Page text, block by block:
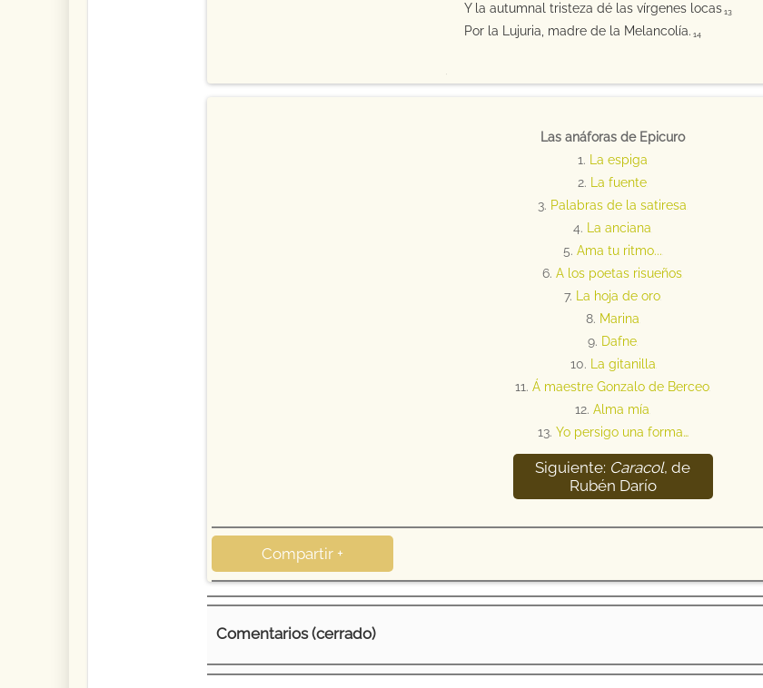
Y la autumnal tristeza dé las vírgenes locas 13
Por la Lujuria, madre de la Melancolía. 14
Las anáforas de Epicuro
1.
La espiga
2. La fuente
3. Palabras de la satiresa
4. La anciana
5. Ama tu ritmo...
6. A los poetas risueños
7. La hoja de oro
8. Marina
9. Dafne
10.
La gitanilla
11. Á maestre Gonzalo de Berceo
12. Alma mía
13. Yo persigo una forma…
Siguiente: Caracol, de
Rubén Darío
Compartir +
Comentarios (cerrado)